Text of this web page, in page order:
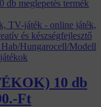
TV-játék - online játék,
és készségfejlesztő
Hungarocell/Modell
10 db
Ft